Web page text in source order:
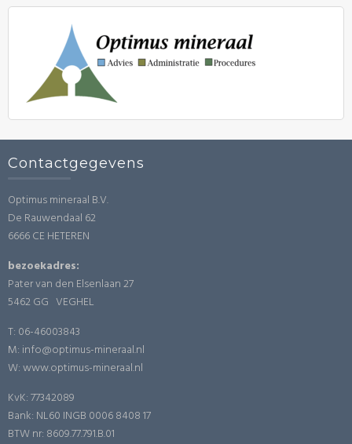
Contactgegevens
Optimus mineraal B.V.
De Rauwendaal 62
6666 CE HETEREN
bezoekadres:
Pater van den Elsenlaan 27
5462 GG VEGHEL
T: 06-46003843
M: info@optimus-mineraal.nl
W: www.optimus-mineraal.nl
KvK: 77342089
Bank: NL60 INGB 0006 8408 17
BTW nr: 8609.77.791.B.01